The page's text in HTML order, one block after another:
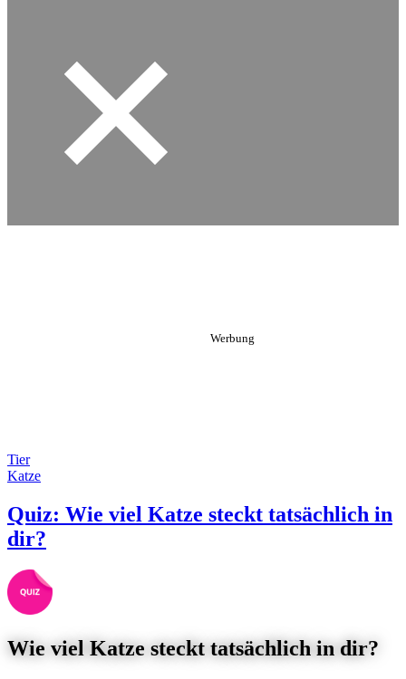
Tier
Katze
Quiz: Wie viel Katze steckt tatsächlich in
dir?
Wie viel Katze steckt tatsächlich in dir?